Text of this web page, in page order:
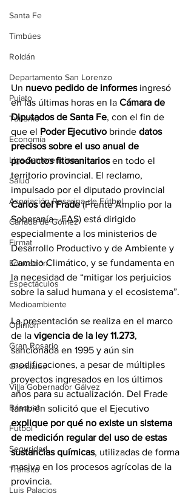
Santa Fe
Timbúes
Roldán
Departamento San Lorenzo
Pujato
Turismo
Economía
Liga Sanlorencina
Salud
Asociación Rosarina de Fútbol
Cañada de Gómez
Firmat
Educación
Espectáculos
Medioambiente
Opinión
Gran Rosario
Gremiales
Villa Gobernador Gálvez
Básquet
Fútbol
Seguridad
Tránsito
Luis Palacios
Un nuevo pedido de informes ingresó
en las últimas horas en la Cámara de
Diputados de Santa Fe, con el fin de
que el Poder Ejecutivo brinde datos
precisos sobre el uso anual de
productos fitosanitarios en todo el
territorio provincial. El reclamo,
impulsado por el diputado provincial
Carlos del Frade (Frente Amplio por la
Soberanía - FAS) está dirigido
especialmente a los ministerios de
Desarrollo Productivo y de Ambiente y
Cambio Climático, y se fundamenta en
la necesidad de “mitigar los perjuicios
sobre la salud humana y el ecosistema”.
La presentación se realiza en el marco
de la vigencia de la ley 11.273,
sancionada en 1995 y aún sin
modificaciones, a pesar de múltiples
proyectos ingresados en los últimos
años para su actualización. Del Frade
también solicitó que el Ejecutivo
explique por qué no existe un sistema
de medición regular del uso de estas
sustancias químicas, utilizadas de forma
masiva en los procesos agrícolas de la
provincia.